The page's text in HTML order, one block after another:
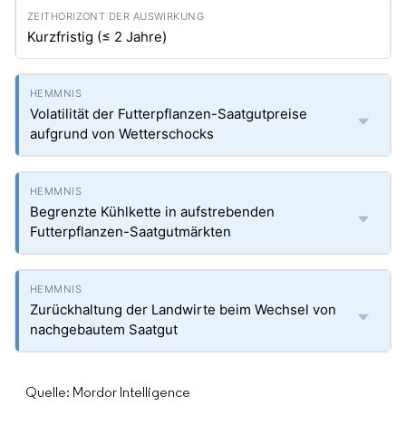
Kurzfristig (≤ 2 Jahre)
Volatilität der Futterpflanzen-Saatgutpreise
aufgrund von Wetterschocks
Begrenzte Kühlkette in aufstrebenden
Futterpflanzen-Saatgutmärkten
Zurückhaltung der Landwirte beim Wechsel von
nachgebautem Saatgut
Quelle: Mordor Intelligence